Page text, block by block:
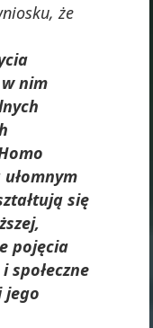
że
nim
się
pojęcia
społeczne
jego